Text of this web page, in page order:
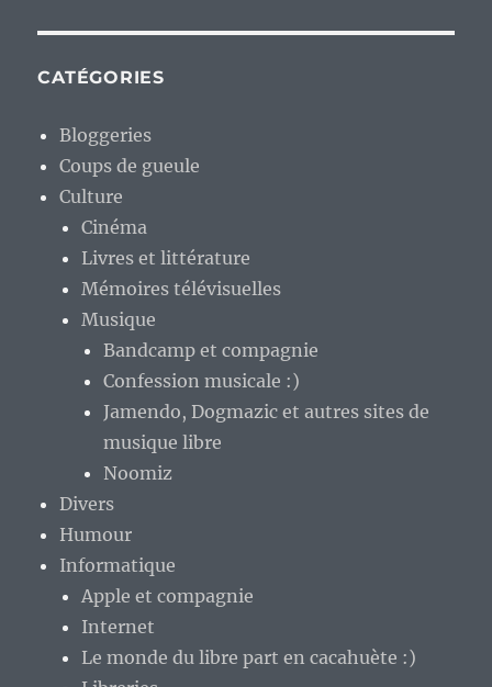
CATÉGORIES
Bloggeries
Coups de gueule
Culture
Cinéma
Livres et littérature
Mémoires télévisuelles
Musique
Bandcamp et compagnie
Confession musicale :)
Jamendo, Dogmazic et autres sites de
musique libre
Noomiz
Divers
Humour
Informatique
Apple et compagnie
Internet
Le monde du libre part en cacahuète :)